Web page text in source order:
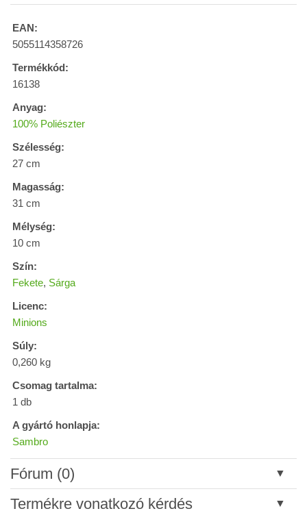
EAN:
5055114358726
Termékkód:
16138
Anyag:
100% Poliészter
Szélesség:
27 cm
Magasság:
31 cm
Mélység:
10 cm
Szín:
Fekete, Sárga
Licenc:
Minions
Súly:
0,260 kg
Csomag tartalma:
1 db
A gyártó honlapja:
Sambro
Fórum (0)
Új hozzászólás
Termékre vonatkozó kérdés